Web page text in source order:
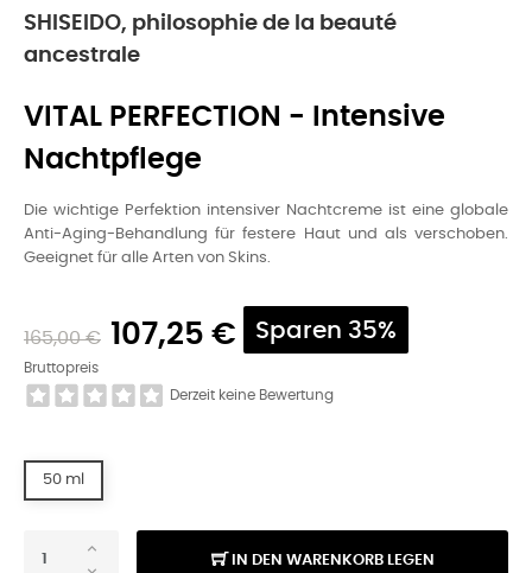
SHISEIDO, philosophie de la beauté
ancestrale
VITAL PERFECTION - Intensive
Nachtpflege
Die wichtige Perfektion intensiver Nachtcreme ist eine globale
Anti-Aging-Behandlung für festere Haut und als verschoben.
Geeignet für alle Arten von Skins.
165,00 € 107,25 € Sparen 35%
Bruttopreis
Derzeit keine Bewertung
50 ml
IN DEN WARENKORB LEGEN